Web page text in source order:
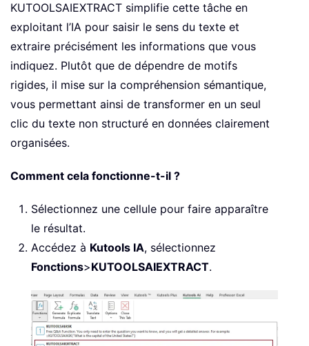
KUTOOLSAIEXTRACT simplifie cette tâche en
exploitant l’IA pour saisir le sens du texte et
extraire précisément les informations que vous
indiquez. Plutôt que de dépendre de motifs
rigides, il mise sur la compréhension sémantique,
vous permettant ainsi de transformer en un seul
clic du texte non structuré en données clairement
organisées.
Comment cela fonctionne-t-il ?
Sélectionnez une cellule pour faire apparaître
le résultat.
Accédez à Kutools IA, sélectionnez
Fonctions>KUTOOLSAIEXTRACT.